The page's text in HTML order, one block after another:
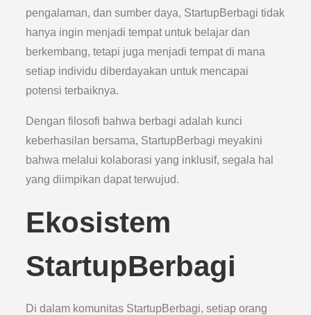
pengalaman, dan sumber daya, StartupBerbagi tidak
hanya ingin menjadi tempat untuk belajar dan
berkembang, tetapi juga menjadi tempat di mana
setiap individu diberdayakan untuk mencapai
potensi terbaiknya.
Dengan filosofi bahwa berbagi adalah kunci
keberhasilan bersama, StartupBerbagi meyakini
bahwa melalui kolaborasi yang inklusif, segala hal
yang diimpikan dapat terwujud.
Ekosistem
StartupBerbagi
Di dalam komunitas StartupBerbagi, setiap orang